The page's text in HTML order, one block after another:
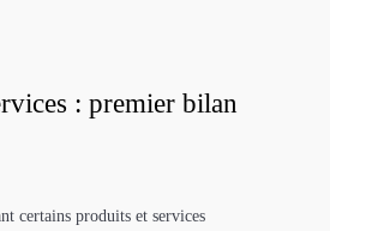
: premier bilan
certains produits et services